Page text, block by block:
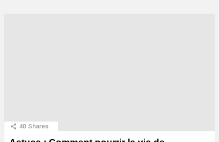
40 Shares